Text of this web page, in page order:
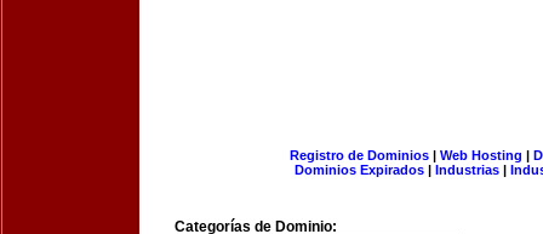
Registro de Dominios| Web Hosting |
Dominios Expirados | Industrias |
Categorías de Dominio: